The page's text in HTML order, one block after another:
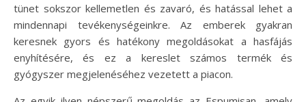
tünet sokszor kellemetlen és zavaró, és hatással lehet a
mindennapi tevékenységeinkre. Az emberek gyakran
keresnek gyors és hatékony megoldásokat a hasfájás
enyhítésére, és ez a kereslet számos termék és
gyógyszer megjelenéséhez vezetett a piacon.